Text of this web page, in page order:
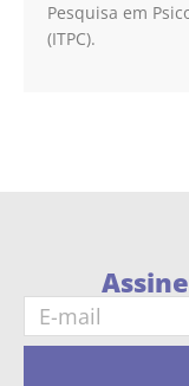
Pesquisa em
(ITPC).